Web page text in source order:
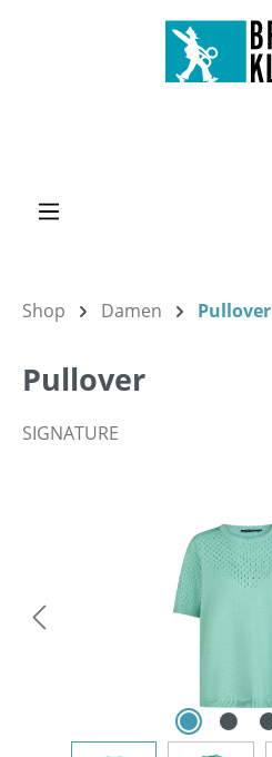
Zum Hauptinhalt springen
Shop Damen Pullover
Pullover
SIGNATURE